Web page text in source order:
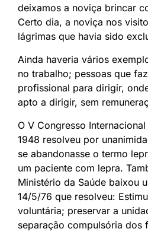
deixamos a noviça brincar
Certo dia, a noviça nos
lágrimas que havia sido
Ainda haveria vários
no trabalho; pessoas que
profissional para dirigir,
apto a dirigir, sem
O V Congresso
1948 resolveu por
se abandonasse o termo
um paciente com lepra.
Ministério da Saúde baixou
14/5/76 que resolveu:
voluntária; preservar a
separação compulsória dos